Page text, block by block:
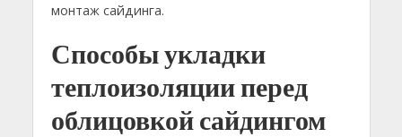
монтаж сайдинга.
Способы укладки
теплоизоляции перед
облицовкой сайдингом